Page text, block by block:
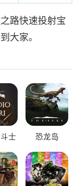
路快速投射宝
大家。
士 恐龙岛